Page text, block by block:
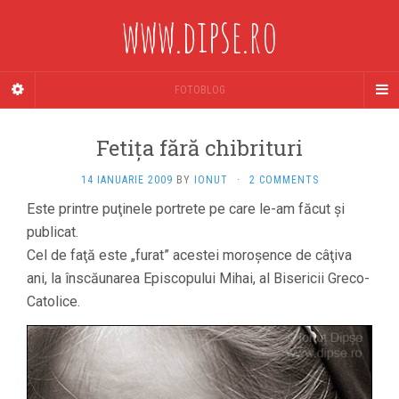
www.dipse.ro
FOTOBLOG
Fetiţa fără chibrituri
14 IANUARIE 2009 BY IONUT · 2 COMMENTS
Este printre puţinele portrete pe care le-am făcut şi
publicat.
Cel de faţă este „furat” acestei moroşence de câţiva
ani, la înscăunarea Episcopului Mihai, al Bisericii Greco-
Catolice.